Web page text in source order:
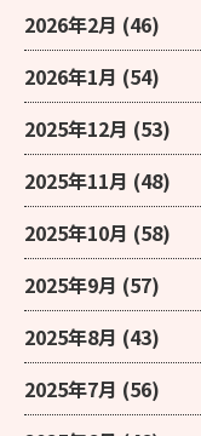
2026年2月 (46)
2026年1月 (54)
2025年12月 (53)
2025年11月 (48)
2025年10月 (58)
2025年9月 (57)
2025年8月 (43)
2025年7月 (56)